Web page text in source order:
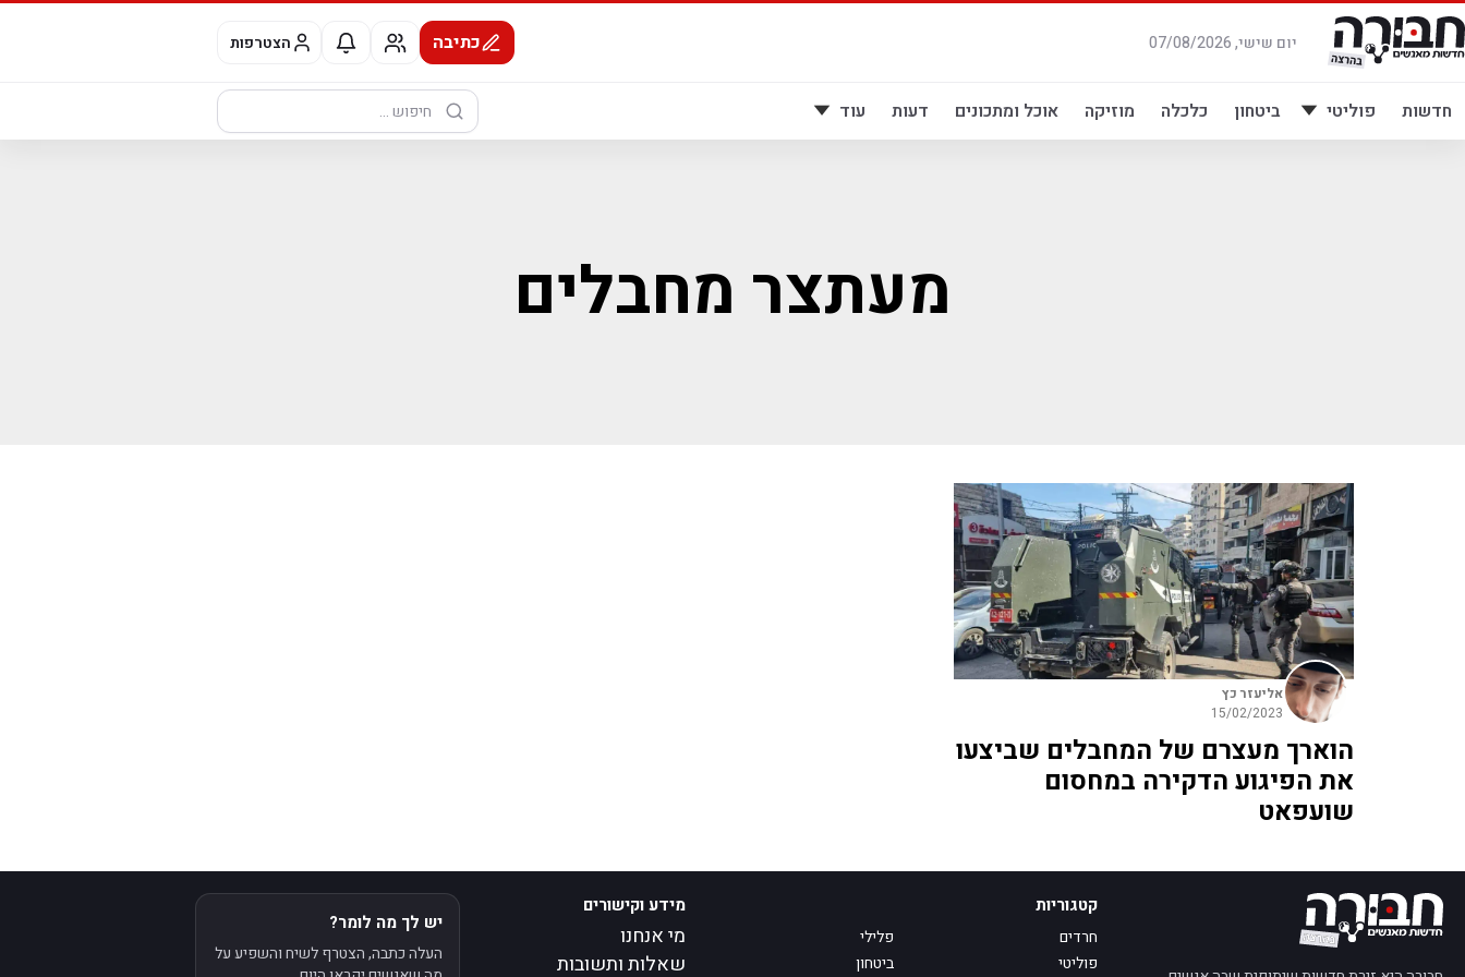
דלג
לתוכן
יום שישי, 07/08/2026 כתיבה הצטרפות
חדשות פוליטי ביטחון כלכלה מוזיקה אוכל ומתכונים דעות עוד
חיפוש:
מעתצר מחבלים
אליעזר כץ
15/02/2023
הוארך מעצרם של המחבלים שביצעו
את הפיגוע הדקירה במחסום
שועפאט
קטגוריות
חרדים
פלילי
פוליטי
ביטחון
מידע וקישורים
מי אנחנו
שאלות ותשובות
יש לך מה לומר?
העלה כתבה, הצטרף לשיח והשפיע על